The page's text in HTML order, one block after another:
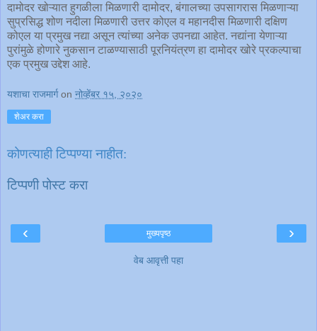
दामोदर खोऱ्यात हुगळीला मिळणारी दामोदर, बंगालच्या उपसागरास मिळणाऱ्या
सुप्रसिद्ध शोण नदीला मिळणारी उत्तर कोएल व महानदीस मिळणारी दक्षिण
कोएल या प्रमुख नद्या असून त्यांच्या अनेक उपनद्या आहेत. नद्यांना येणाऱ्या
पुरांमुळे होणारे नुकसान टाळण्यासाठी पूरनियंत्रण हा दामोदर खोरे प्रकल्पाचा
एक प्रमुख उद्देश आहे.
यशाचा राजमार्ग on नोव्हेंबर १५, २०२०
शेअर करा
कोणत्याही टिप्पण्‍या नाहीत:
टिप्पणी पोस्ट करा
‹ ›
मुख्यपृष्ठ
वेब आवृत्ती पहा